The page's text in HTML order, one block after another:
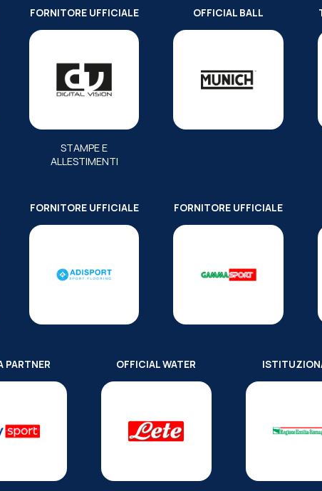
FORNITORE UFFICIALE
STAMPE E
ALLESTIMENTI
OFFICIAL BALL
FORNITORE UFFICIALE FORNITORE UFFICIALE
PARTNER OFFICIAL WATER